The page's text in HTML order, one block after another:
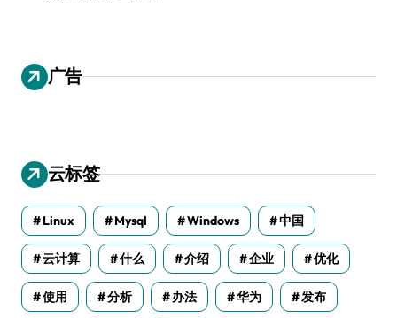
广告
云标签
Linux Mysql Windows 中国
云计算 什么 介绍 企业 优化
使用 分析 办法 华为 发布